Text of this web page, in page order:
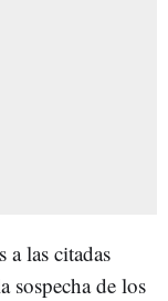
a las citadas
sospecha de los